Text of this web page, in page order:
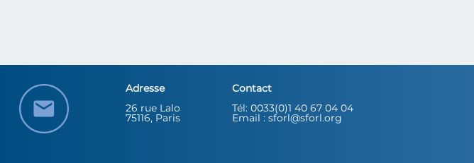
Adresse
26 rue Lalo
75116, Paris
Contact
Tél: 0033(0)1 40 67 04 04
Email : sforl@sforl.org